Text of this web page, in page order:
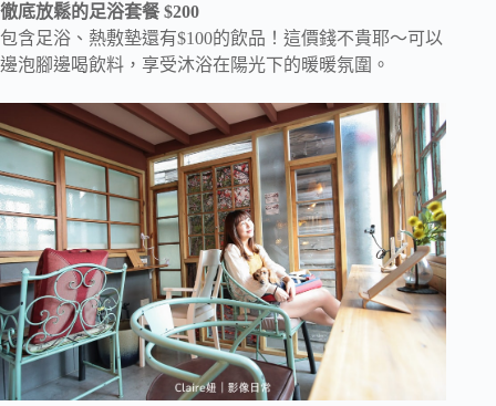
徹底放鬆的足浴套餐 $200
包含足浴、熱敷墊還有$100的飲品！這價錢不貴耶～可以
邊泡腳邊喝飲料，享受沐浴在陽光下的暖暖氛圍。